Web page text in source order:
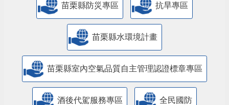
苗栗縣防災專區 抗旱專區
苗栗縣水環境計畫
苗栗縣室內空氣品質自主管理認證標章專區
酒後代駕服務專區 全民國防